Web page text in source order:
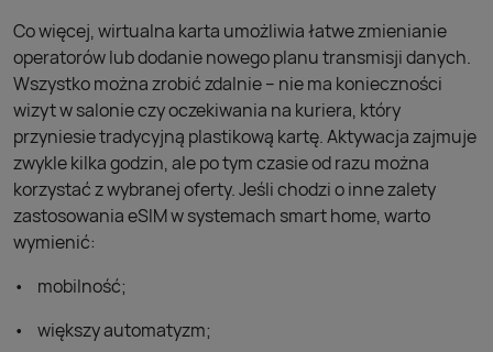
Co więcej, wirtualna karta umożliwia łatwe zmienianie
operatorów lub dodanie nowego planu transmisji danych.
Wszystko można zrobić zdalnie – nie ma konieczności
wizyt w salonie czy oczekiwania na kuriera, który
przyniesie tradycyjną plastikową kartę. Aktywacja zajmuje
zwykle kilka godzin, ale po tym czasie od razu można
korzystać z wybranej oferty. Jeśli chodzi o inne zalety
zastosowania eSIM w systemach smart home, warto
wymienić:
mobilność;
większy automatyzm;